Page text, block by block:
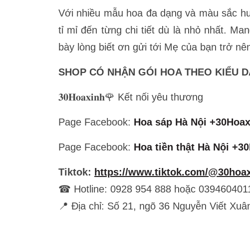
Với nhiều mẫu hoa đa dạng và màu sắc
tỉ mỉ đến từng chi tiết dù là nhỏ nhất.
bày lòng biết ơn gửi tới Mẹ của bạn trở
SHOP CÓ NHẬN GÓI HOA THEO KIỂU
𝟑𝟎𝐇𝐨𝐚𝐱𝐢𝐧𝐡🌹 Kết nối yêu thương
Page Facebook: Hoa sáp Hà Nội
Page Facebook: Hoa tiền thật Hà Nội
Tiktok: https://www.tiktok.com/
☎ Hotline: 0928 954 888 hoặc
📍 Địa chỉ: Số 21, ngõ 36 Nguyễn Viết